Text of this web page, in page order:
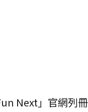
Next」官網列